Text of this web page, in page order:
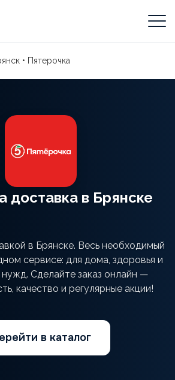
• Пятерочка
доставка в Брянске
в Брянске. Весь необходимый
сервисе: для дома, здоровья и
Сделайте заказ онлайн —
качество и регулярные акции!
в каталог